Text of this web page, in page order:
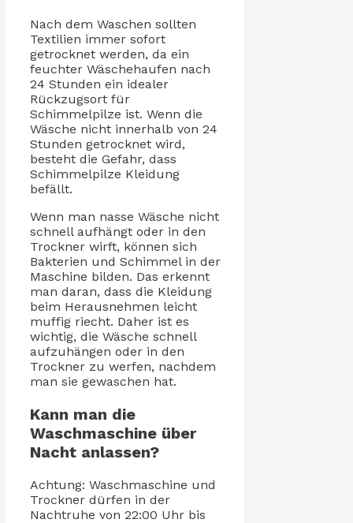
Nach dem Waschen sollten
Textilien immer sofort
getrocknet werden, da ein
feuchter Wäschehaufen nach
24 Stunden ein idealer
Rückzugsort für
Schimmelpilze ist. Wenn die
Wäsche nicht innerhalb von 24
Stunden getrocknet wird,
besteht die Gefahr, dass
Schimmelpilze Kleidung
befällt.
Wenn man nasse Wäsche nicht
schnell aufhängt oder in den
Trockner wirft, können sich
Bakterien und Schimmel in der
Maschine bilden. Das erkennt
man daran, dass die Kleidung
beim Herausnehmen leicht
muffig riecht. Daher ist es
wichtig, die Wäsche schnell
aufzuhängen oder in den
Trockner zu werfen, nachdem
man sie gewaschen hat.
Kann man die
Waschmaschine über
Nacht anlassen?
Achtung: Waschmaschine und
Trockner dürfen in der
Nachtruhe von 22:00 Uhr bis